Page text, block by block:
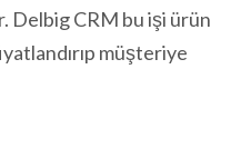
Delbig CRM bu işi ürün
müşteriye